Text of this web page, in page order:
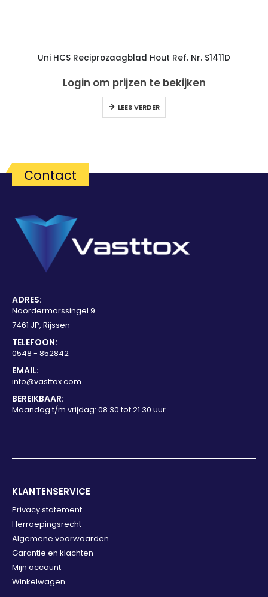
Uni HCS Reciprozaagblad Hout Ref. Nr. S1411D
Login om prijzen te bekijken
LEES VERDER
Contact
ADRES:
Noordermorssingel 9
7461 JP, Rijssen
TELEFOON:
0548 - 852842
EMAIL:
info@vasttox.com
BEREIKBAAR:
Maandag t/m vrijdag: 08.30 tot 21.30 uur
KLANTENSERVICE
Privacy statement
Herroepingsrecht
Algemene voorwaarden
Garantie en klachten
Mijn account
Winkelwagen